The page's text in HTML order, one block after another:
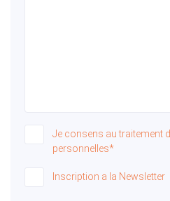
Je consens au traitement
personnelles*
Inscription a la Newsletter